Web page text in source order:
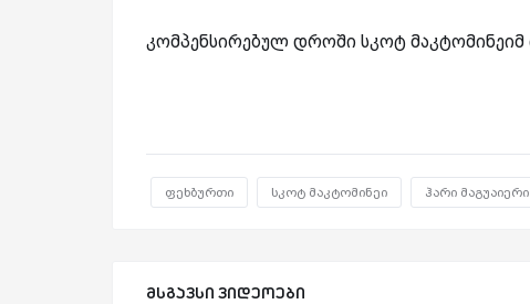
კომპენსირებულ დროში სკოტ მაკტომინეიმ
ფეხბურთი სკოტ მაკტომინეი ჰარი მაგუაიერი
მსგავსი ვიდეოები